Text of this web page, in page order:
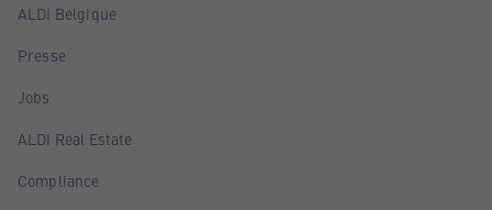
ALDI Belgique
Presse
Jobs
ALDI Real Estate
Compliance